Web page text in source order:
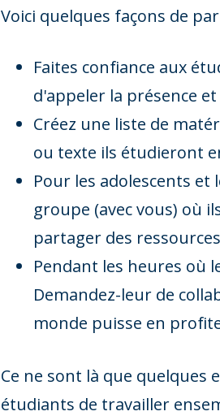
Voici quelques façons de
Faites confiance aux
d'appeler la présence
Créez une liste de
ou texte ils étudieront
Pour les adolescents
groupe (avec vous) où
partager des
Pendant les heures où
Demandez-leur de
monde puisse en
Ce ne sont là que quelques
étudiants de travailler